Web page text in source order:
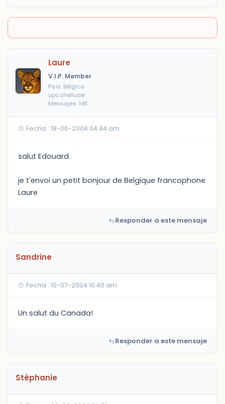
Laure
V.I.P. Member
País: Bélgica
upc.chello.be
Mensajes: 145
Fecha : 18-06-2004 04:44 am
salut Edouard
je t'envoi un petit bonjour de Belgique francophone
Laure
Responder a este mensaje
Sandrine
Fecha : 10-07-2004 10:40 am
Un salut du Canada!
Responder a este mensaje
Stéphanie